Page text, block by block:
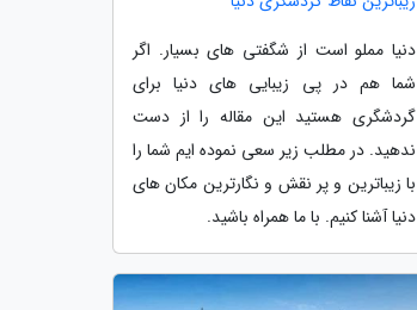
دنیا مملو است از شگفتی های بسیار. اگر
شما هم در پی زیبایی های دنیا برای
گردشگری هستید این مقاله را از دست
ندهید. در مطلب زیر سعی نموده ایم شما را
با زیباترین و پر نقش و نگارترین مکان های
دنیا آشنا کنیم. با ما همراه باشید.